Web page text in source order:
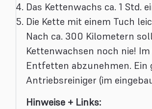
Das Kettenwachs ca. 1 Std.
Die Kette mit einem Tuch
Nach ca. 300 Kilometern
Kettenwachsen noch nie!
Entfetten abzunehmen.
Antriebsreiniger (im
Hinweise + Links: